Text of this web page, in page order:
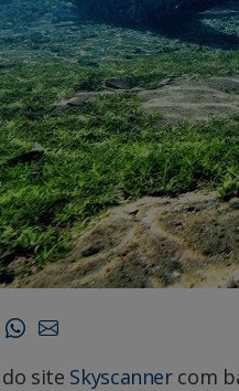
site Skyscannercom